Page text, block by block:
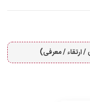
ارتقاء / معرفی)